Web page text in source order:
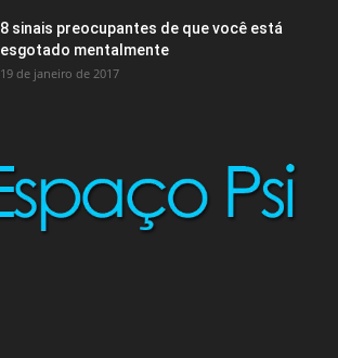
8 sinais preocupantes de que você está
esgotado mentalmente
19 de janeiro de 2017